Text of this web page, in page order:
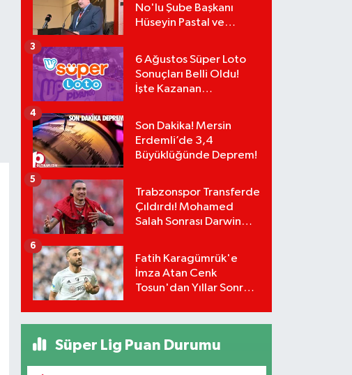
No'lu Şube Başkanı
Hüseyin Pastal ve
6 Ağustos Süper Loto
Sonuçları Belli Oldu!
İşte Kazanan
3
Son Dakika! Mersin
Erdemli’de 3,4
Büyüklüğünde Deprem!
4
Trabzonspor Transferde
Çıldırdı! Mohamed
Salah Sonrası Darwin
Uçuklattı!
5
Fatih Karagümrük'e
İmza Atan Cenk
Tosun'dan Yıllar Sonra
6
Süper Lig Puan Durumu